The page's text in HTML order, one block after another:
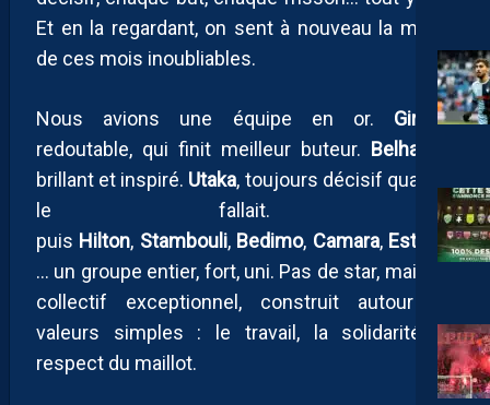
Et en la regardant, on sent à nouveau la magie
de ces mois inoubliables.
Nous avions une équipe en or. Giroud,
redoutable, qui finit meilleur buteur. Belhanda
brillant et inspiré. Utaka, toujours décisif quand il
le fallait. Et
puis Hilton, Stambouli, Bedimo, Camara, Estrada
… un groupe entier, fort, uni. Pas de star, mais un
collectif exceptionnel, construit autour de
valeurs simples : le travail, la solidarité, le
respect du maillot.